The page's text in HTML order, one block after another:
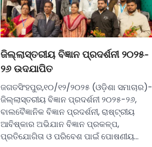
ଜିଲ୍ଲାସ୍ତରୀୟ ବିଜ୍ଞାନ ପ୍ରଦର୍ଶନୀ ୨୦୨୫-
୨୬ ଉଦଯାପିତ
ଜଗତସିଂହପୁର,୧୦/୧୨/୨୦୨୫ (ଓଡ଼ିଶା ସମାଚାର)-
ଜିଲ୍ଲାସ୍ତରୀୟ ବିଜ୍ଞାନ ପ୍ରଦର୍ଶନୀ ୨୦୨୫-୨୬,
ବାଲବୈଜ୍ଞାନିକ ବିଜ୍ଞାନ ପ୍ରଦର୍ଶନୀ, ରାଷ୍ଟ୍ରୀୟ
ଆବିଷ୍କାର ଅଭିଯାନ ବିଜ୍ଞାନ ପ୍ରକଳ୍ପ,
ପ୍ରତିଯୋଗିତା ଓ ପରିବେଶ ପାଇଁ ପୋଷଣୀୟ…